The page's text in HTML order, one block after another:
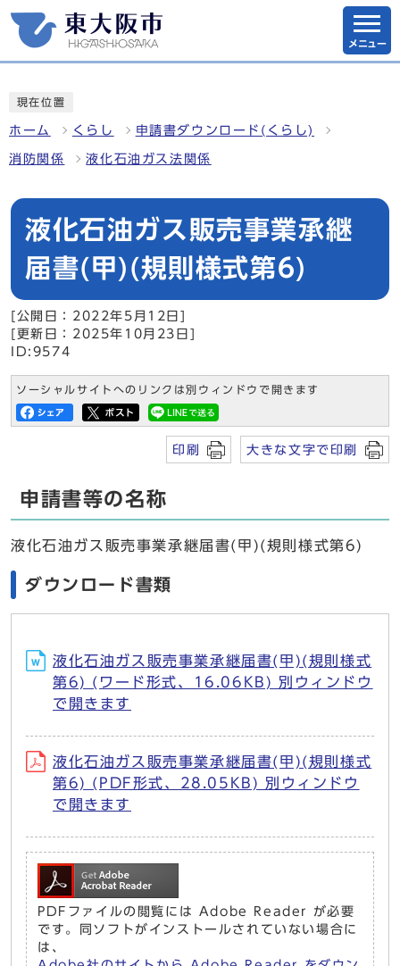
メニュー
現在位置
ホーム くらし 申請書ダウンロード(くらし)
消防関係 液化石油ガス法関係
液化石油ガス販売事業承継
届書(甲)(規則様式第6)
[公開日：2022年5月12日]
[更新日：2025年10月23日]
ID:9574
ソーシャルサイトへのリンクは別ウィンドウで開きます
印刷 大きな文字で印刷
申請書等の名称
液化石油ガス販売事業承継届書(甲)(規則様式第6)
ダウンロード書類
液化石油ガス販売事業承継届書(甲)(規則様式
第6) (ワード形式、16.06KB) 別ウィンドウ
で開きます
液化石油ガス販売事業承継届書(甲)(規則様式
第6) (PDF形式、28.05KB) 別ウィンドウ
で開きます
PDFファイルの閲覧には Adobe Reader が必要
です。同ソフトがインストールされていない場合に
は、